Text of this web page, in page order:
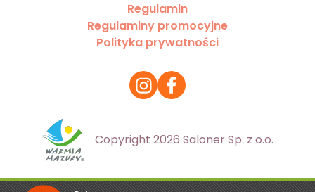
Regulamin
Regulaminy promocyjne
Polityka prywatności
Copyright 2026 Saloner Sp. z o.o.